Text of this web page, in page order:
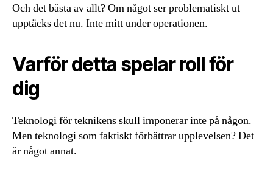
Och det bästa av allt? Om något ser problematiskt ut
upptäcks det nu. Inte mitt under operationen.
Varför detta spelar roll för
dig
Teknologi för teknikens skull imponerar inte på någon.
Men teknologi som faktiskt förbättrar upplevelsen? Det
är något annat.